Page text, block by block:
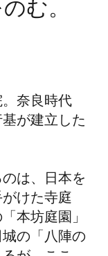
む。
奈良時代
が建立した
は、日本を
けた寺庭
本坊庭園」
の「八陣の